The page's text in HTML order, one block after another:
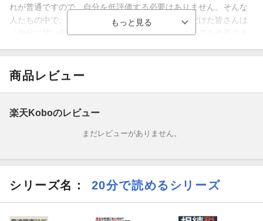
れが普通ですので、自分を低評価する必要はありません。そんな
人たちの中で、このシリーズに興味を持っていただけた皆さんは
「自分に甘い自分」を自覚されているはずで、少しでも改善でき
どうすれば「自分を変えられる」のか。
ましたが、今回は周りとの関係性を中心に取り上げます。
自分を「負け犬」だと思ってください。そうするとなぜ自分に甘
の人たちから吸収できることがたくさん見えてきます。
一冊のノートを準備してください。できれば奮発して上質なノー
トがお勧めです。私たちがお伝えすることを実践し行動を記録し
商品レビュー
楽天Koboのレビュー
まだレビューがありません。
シリーズ名： 20分で読めるシリーズ